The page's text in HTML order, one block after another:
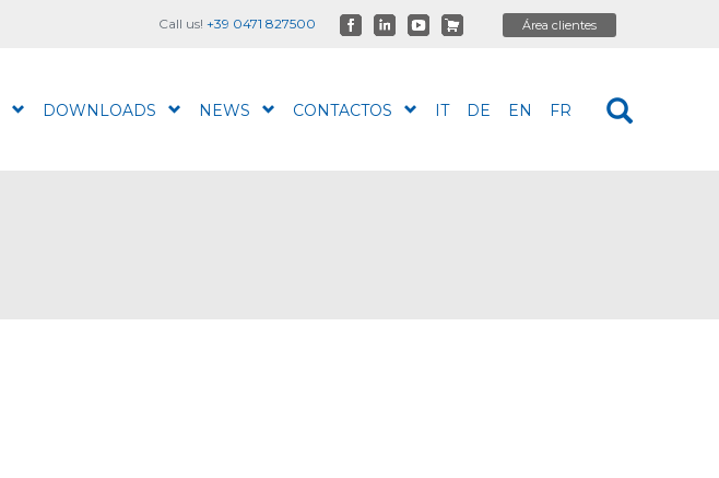
DOWNLOADS NEWS CONTACTOS IT DE EN FR
Call us! +39 0471 827500